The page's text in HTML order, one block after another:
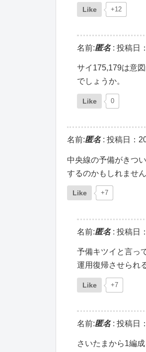
Like +12
名前:匿名: 投稿日
サイ175,179は意
でしょうか。
Like 0
名前:匿名: 投稿日：
中央線の予備がきつ
するのかもしれませ
Like +7
名前:匿名: 投稿日
予備キツイと言っ
運用復帰させられ
Like +7
名前:匿名: 投稿日
さいたまから1編